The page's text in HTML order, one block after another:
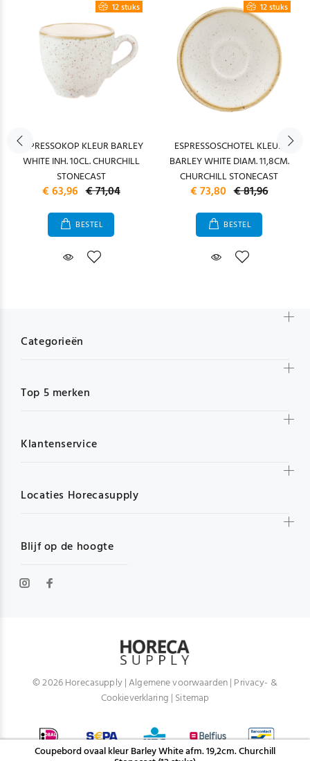
12 stuks
ESPRESSOKOP KLEUR BARLEY
WHITE INH. 10CL. CHURCHILL
STONECAST
€ 63,96 € 71,04
BESTEL
12 stuks
ESPRESSOSCHOTEL KLEUR
BARLEY WHITE DIAM. 11,8CM.
CHURCHILL STONECAST
€ 73,80 € 81,96
BESTEL
Coupebord ovaal kleur Barley White afm. 19,2cm. Churchill
Blijf op de hoogte
Categorieën
Top 5 merken
Klantenservice
Locaties Horecasupply
© 2026 Horecasupply |Algemene voorwaarden| Privacy- &
Cookieverklaring | Sitemap